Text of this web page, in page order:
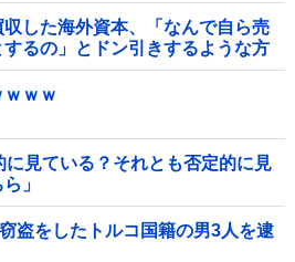
した海外資本、「なんで自ら売
するの」とドン引きするような方
ｗｗ
見ている？それとも否定的に見
」
盗をしたトルコ国籍の男3人を逮